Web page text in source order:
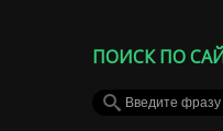
ПОИСК ПО